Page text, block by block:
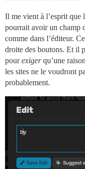
Il me vient à l’esprit que
pourrait avoir un champ
comme dans l’éditeur.
droite des boutons. Et il
pourexigerqu’une
les sites ne le voudront
probablement.